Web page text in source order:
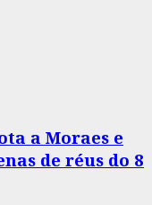
a Moraes e
de réus do 8